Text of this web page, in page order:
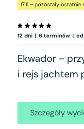
17.11 – pozostały
12 dni | 6 terminów | od
Ekwador –
i rejs jachtem
Szczegóły